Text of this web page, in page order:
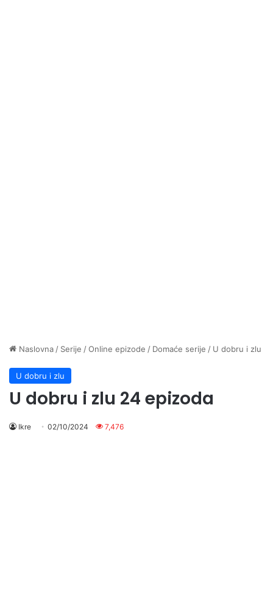
Naslovna / Serije /Online epizode / Domaće serije / U dobru i zlu
U dobru i zlu
U dobru i zlu 24 epizoda
Ikre 02/10/2024 7,476